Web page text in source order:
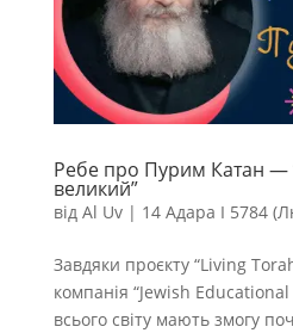
Ребе про Пурим Катан —
великий”
від Al Uv| 14 Адара I 5784
Завдяки проєкту “Living
компанія “Jewish Educational
всього світу мають змогу